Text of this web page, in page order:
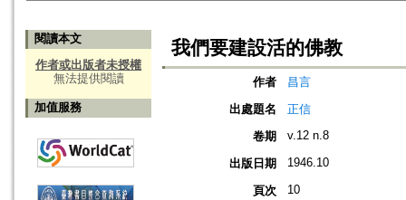
閱讀本文
作者或出版者未授權
無法提供閱讀
加值服務
我們要建設活的佛教
作者
昌言
出處題名
正信
卷期
v.12 n.8
出版日期 1946.10
頁次 10